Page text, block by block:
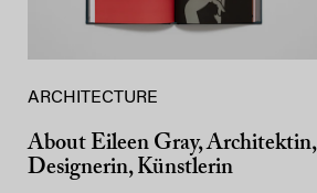
ARCHITECTURE
About Eileen Gray, Architektin,
Designerin, Künstlerin